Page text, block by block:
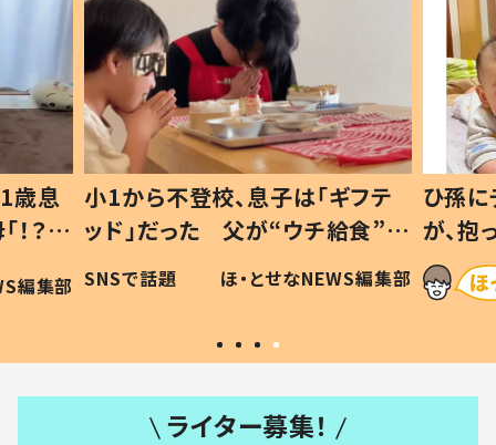
歳息
？」
編集部
小1から不登校、息子は「ギフテ
ッド」だった 父が“ウチ給食”を
作り続ける理由とは #令和の親
#令和の子
SNSで話題 ほ・とせなNEWS編集部
ひ孫
が、
「涙が
い」
ライター募集！